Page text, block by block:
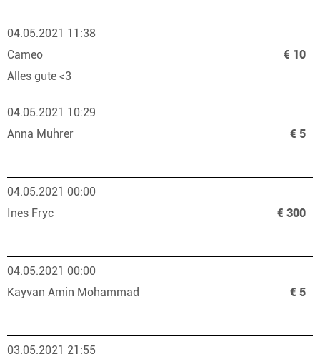
04.05.2021 11:38
Cameo
€ 10
Alles gute <3
04.05.2021 10:29
Anna Muhrer
€ 5
04.05.2021 00:00
Ines Fryc
€ 300
04.05.2021 00:00
Kayvan Amin Mohammad
€ 5
03.05.2021 21:55